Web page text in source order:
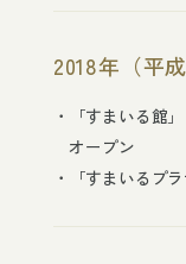
2018年（平成
「すまいる館
オープン
「すまいるプ